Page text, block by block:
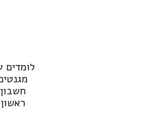
לומדים
חשבון
ראשון